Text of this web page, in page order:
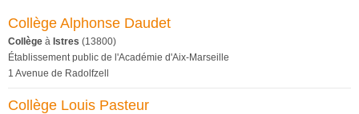
Collège Alphonse Daudet
Collège à Istres (13800)
Établissement public de l'Académie d'Aix-Marseille
1 Avenue de Radolfzell
Collège Louis Pasteur